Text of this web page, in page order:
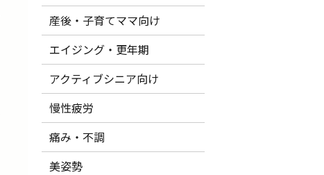
産後・子育てママ向け
エイジング・更年期
アクティブシニア向け
慢性疲労
痛み・不調
美姿勢